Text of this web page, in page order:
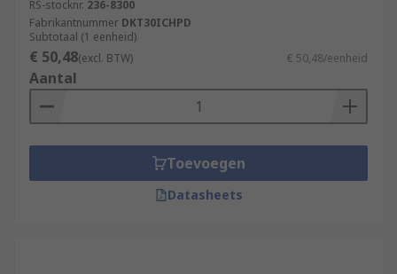
RS-stocknr. 236-8300
Fabrikantnummer DKT30ICHPD
Subtotaal (1 eenheid)
€ 50,48(excl. BTW) € 50,48/eenheid
Aantal
Toevoegen
Datasheets